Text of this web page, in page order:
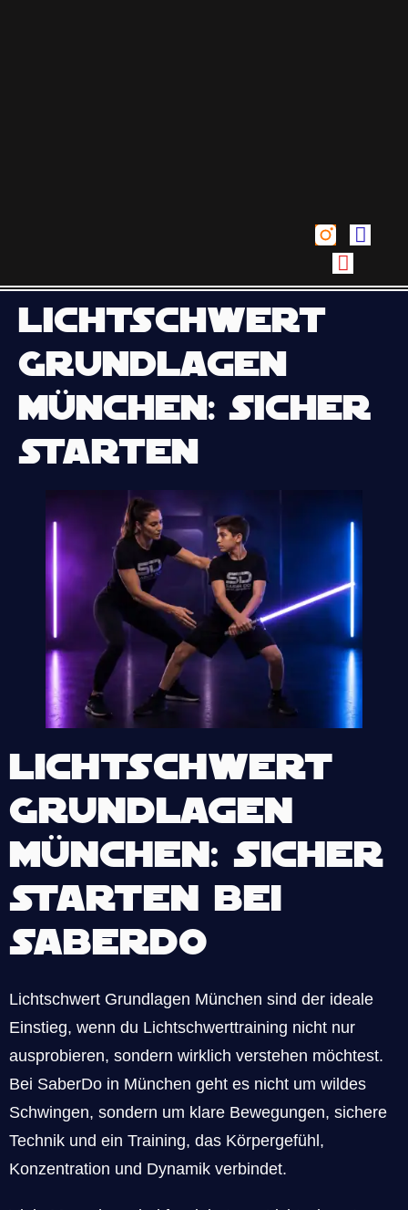
Lichtschwert
Grundlagen
München: Sicher
starten
Lichtschwert
Grundlagen
München: Sicher
starten bei
SaberDo
Lichtschwert Grundlagen München sind der ideale
Einstieg, wenn du Lichtschwerttraining nicht nur
ausprobieren, sondern wirklich verstehen möchtest.
Bei SaberDo in München geht es nicht um wildes
Schwingen, sondern um klare Bewegungen, sichere
Technik und ein Training, das Körpergefühl,
Konzentration und Dynamik verbindet.